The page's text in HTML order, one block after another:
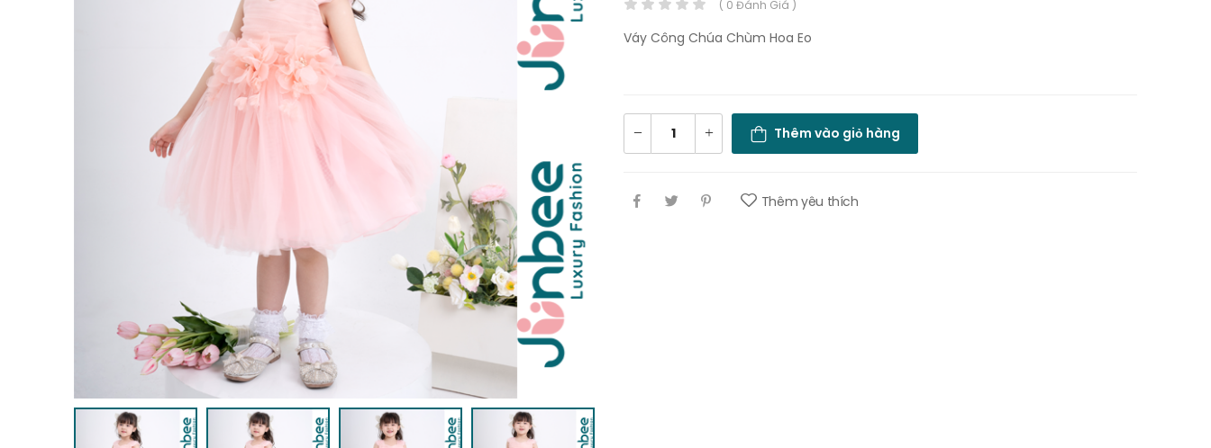
( 0 Đánh Giá )
Váy Công Chúa Chùm Hoa Eo
Thêm vào giỏ hàng
Thêm yêu thích